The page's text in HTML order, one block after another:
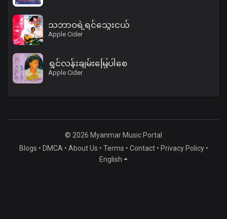
သဘာဝရဲ့ရင်သွေးငယ်
Apple Cider
ရွှင်လန်းချမ်းမြေ့ပါစေ
Apple Cider
© 2026 Myanmar Music Portal
Blogs • DMCA • About Us • Terms • Contact• Privacy Policy•
English